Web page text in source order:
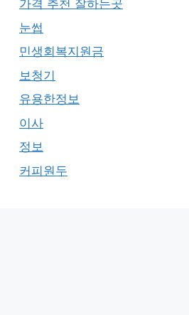
가격 추천 잘하는곳
눈썹
민생회복지원금
보청기
유용한정보
이사
정보
커피원두